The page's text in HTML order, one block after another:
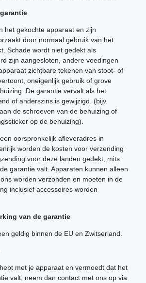
het gekochte apparaat en zijn
door normaal gebruik van het
Schade wordt niet gedekt als
zijn aangesloten, andere voedingen
zichtbare tekenen van stoot- of
oneigenlijk gebruik of grove
De garantie vervalt als het
of anderszins is gewijzigd. (bijv.
de schroeven van de behuizing of
op de behuizing).
oorspronkelijk afleveradres in
worden de kosten voor verzending
voor deze landen gedekt, mits
garantie valt. Apparaten kunnen alleen
worden verzonden en moeten in de
inclusief accessoires worden
van de garantie
geldig binnen de EU en Zwitserland.
met je apparaat en vermoedt dat het
valt, neem dan contact met ons op via